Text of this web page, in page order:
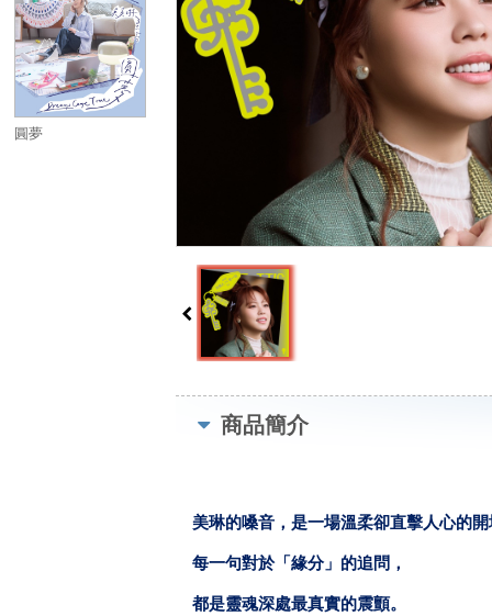
圓夢
商品簡介
美琳的嗓音，是一場溫柔卻直擊人心的
每一句對於「緣分」的追問，
都是靈魂深處最真實的震顫。